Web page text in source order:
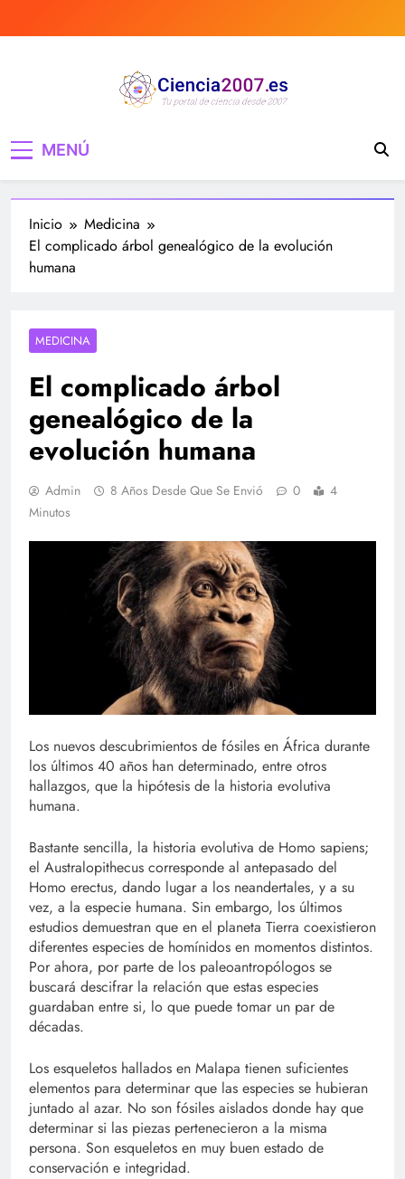
al
de Ciencia, noticias,
estudios, medicina,
investigación…
curiosidades, medicina, investigación y mucho
MENÚ
Inicio
Medicina
El complicado árbol genealógico de la evolución
humana
MEDICINA
El complicado árbol
genealógico de la
evolución humana
Admin 8 Años Desde Que Se Envió 0
4
Minutos
Los nuevos descubrimientos de fósiles en África durante
los últimos 40 años han determinado, entre otros
hallazgos, que la hipótesis de la historia evolutiva
humana.
Bastante sencilla, la historia evolutiva de Homo sapiens;
el Australopithecus corresponde al antepasado del
Homo erectus, dando lugar a los neandertales, y a su
vez, a la especie humana. Sin embargo, los últimos
estudios demuestran que en el planeta Tierra coexistieron
diferentes especies de homínidos en momentos distintos.
Por ahora, por parte de los paleoantropólogos se
buscará descifrar la relación que estas especies
guardaban entre si, lo que puede tomar un par de
décadas.
Los esqueletos hallados en Malapa tienen suficientes
elementos para determinar que las especies se hubieran
juntado al azar. No son fósiles aislados donde hay que
determinar si las piezas pertenecieron a la misma
persona. Son esqueletos en muy buen estado de
conservación e integridad.